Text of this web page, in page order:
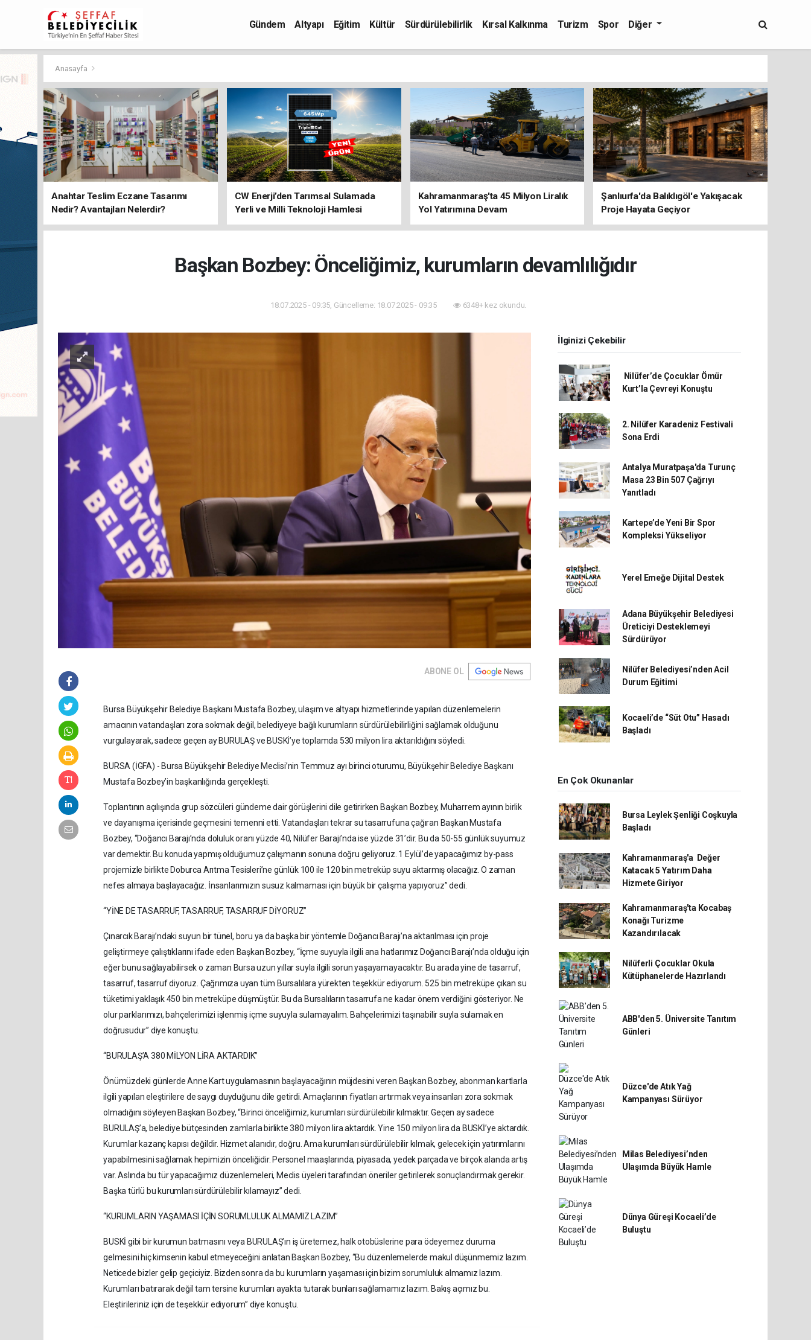
Gündem Altyapı Eğitim Kültür Sürdürülebilirlik Kırsal Kalkınma Turizm Spor Diğer
Anasayfa
Anahtar Teslim Eczane Tasarımı
Nedir? Avantajları Nelerdir?
CW Enerji’den Tarımsal Sulamada
Yerli ve Milli Teknoloji Hamlesi
Kahramanmaraş'ta 45 Milyon Liralık
Yol Yatırımına Devam
Şanlıurfa'da Balıklıgöl'e Yakışacak
Proje Hayata Geçiyor
Başkan Bozbey: Önceliğimiz, kurumların devamlılığıdır
18.07.2025 - 09:35, Güncelleme: 18.07.2025 - 09:35 6348+ kez okundu.
ABONE OL
Bursa Büyükşehir Belediye Başkanı Mustafa Bozbey, ulaşım ve altyapı hizmetlerinde yapılan düzenlemelerin
amacının vatandaşları zora sokmak değil, belediyeye bağlı kurumların sürdürülebilirliğini sağlamak olduğunu
vurgulayarak, sadece geçen ay BURULAŞ ve BUSKİ’ye toplamda 530 milyon lira aktarıldığını söyledi.
BURSA (İGFA) - Bursa Büyükşehir Belediye Meclisi’nin Temmuz ayı birinci oturumu, Büyükşehir Belediye Başkanı
Mustafa Bozbey’in başkanlığında gerçekleşti.
Toplantının açılışında grup sözcüleri gündeme dair görüşlerini dile getirirken Başkan Bozbey, Muharrem ayının birlik
ve dayanışma içerisinde geçmesini temenni etti. Vatandaşları tekrar su tasarrufuna çağıran Başkan Mustafa
Bozbey, “Doğancı Barajı’nda doluluk oranı yüzde 40, Nilüfer Barajı’nda ise yüzde 31’dir. Bu da 50-55 günlük suyumuz
var demektir. Bu konuda yapmış olduğumuz çalışmanın sonuna doğru geliyoruz. 1 Eylül’de yapacağımız by-pass
projemizle birlikte Doburca Arıtma Tesisleri’ne günlük 100 ile 120 bin metreküp suyu aktarmış olacağız. O zaman
nefes almaya başlayacağız. İnsanlarımızın susuz kalmaması için büyük bir çalışma yapıyoruz” dedi.
“YİNE DE TASARRUF, TASARRUF, TASARRUF DİYORUZ”
Çınarcık Barajı’ndaki suyun bir tünel, boru ya da başka bir yöntemle Doğancı Barajı’na aktarılması için proje
geliştirmeye çalıştıklarını ifade eden Başkan Bozbey, “İçme suyuyla ilgili ana hatlarımız Doğancı Barajı’nda olduğu için
eğer bunu sağlayabilirsek o zaman Bursa uzun yıllar suyla ilgili sorun yaşayamayacaktır. Bu arada yine de tasarruf,
tasarruf, tasarruf diyoruz. Çağrımıza uyan tüm Bursalılara yürekten teşekkür ediyorum. 525 bin metreküpe çıkan su
tüketimi yaklaşık 450 bin metreküpe düşmüştür. Bu da Bursalıların tasarrufa ne kadar önem verdiğini gösteriyor. Ne
olur parklarımızı, bahçelerimizi işlenmiş içme suyuyla sulamayalım. Bahçelerimizi taşınabilir suyla sulamak en
doğrusudur” diye konuştu.
“BURULAŞ’A 380 MİLYON LİRA AKTARDIK”
Önümüzdeki günlerde Anne Kart uygulamasının başlayacağının müjdesini veren Başkan Bozbey, abonman kartlarla
ilgili yapılan eleştirilere de saygı duyduğunu dile getirdi. Amaçlarının fiyatları artırmak veya insanları zora sokmak
olmadığını söyleyen Başkan Bozbey, “Birinci önceliğimiz, kurumları sürdürülebilir kılmaktır. Geçen ay sadece
BURULAŞ’a, belediye bütçesinden zamlarla birlikte 380 milyon lira aktardık. Yine 150 milyon lira da BUSKİ’ye aktardık.
Kurumlar kazanç kapısı değildir. Hizmet alanıdır, doğru. Ama kurumları sürdürülebilir kılmak, gelecek için yatırımlarını
yapabilmesini sağlamak hepimizin önceliğidir. Personel maaşlarında, piyasada, yedek parçada ve birçok alanda artış
var. Aslında bu tür yapacağımız düzenlemeleri, Meclis üyeleri tarafından öneriler getirilerek sonuçlandırmak gerekir.
Başka türlü bu kurumları sürdürülebilir kılamayız” dedi.
“KURUMLARIN YAŞAMASI İÇİN SORUMLULUK ALMAMIZ LAZIM”
BUSKİ gibi bir kurumun batmasını veya BURULAŞ’ın iş üretemez, halk otobüslerine para ödeyemez duruma
gelmesini hiç kimsenin kabul etmeyeceğini anlatan Başkan Bozbey, “Bu düzenlemelerde makul düşünmemiz lazım.
Neticede bizler gelip geçiciyiz. Bizden sonra da bu kurumların yaşaması için bizim sorumluluk almamız lazım.
Kurumları batırarak değil tam tersine kurumları ayakta tutarak bunları sağlamamız lazım. Bakış açımız bu.
Eleştirileriniz için de teşekkür ediyorum” diye konuştu.
İlginizi Çekebilir
Nilüfer’de Çocuklar Ömür
Kurt’la Çevreyi Konuştu
2. Nilüfer Karadeniz Festivali
Sona Erdi
Antalya Muratpaşa'da Turunç
Masa 23 Bin 507 Çağrıyı
Yanıtladı
Kartepe’de Yeni Bir Spor
Kompleksi Yükseliyor
Yerel Emeğe Dijital Destek
Adana Büyükşehir Belediyesi
Üreticiyi Desteklemeyi
Sürdürüyor
Nilüfer Belediyesi’nden Acil
Durum Eğitimi
Kocaeli’de “Süt Otu” Hasadı
Başladı
En Çok Okunanlar
Bursa Leylek Şenliği Coşkuyla
Başladı
Kahramanmaraş'a Değer
Katacak 5 Yatırım Daha
Hizmete Giriyor
Kahramanmaraş'ta Kocabaş
Konağı Turizme
Kazandırılacak
Nilüferli Çocuklar Okula
Kütüphanelerde Hazırlandı
ABB'den 5. Üniversite Tanıtım
Günleri
Düzce'de Atık Yağ
Kampanyası Sürüyor
Milas Belediyesi’nden
Ulaşımda Büyük Hamle
Dünya Güreşi Kocaeli’de
Buluştu